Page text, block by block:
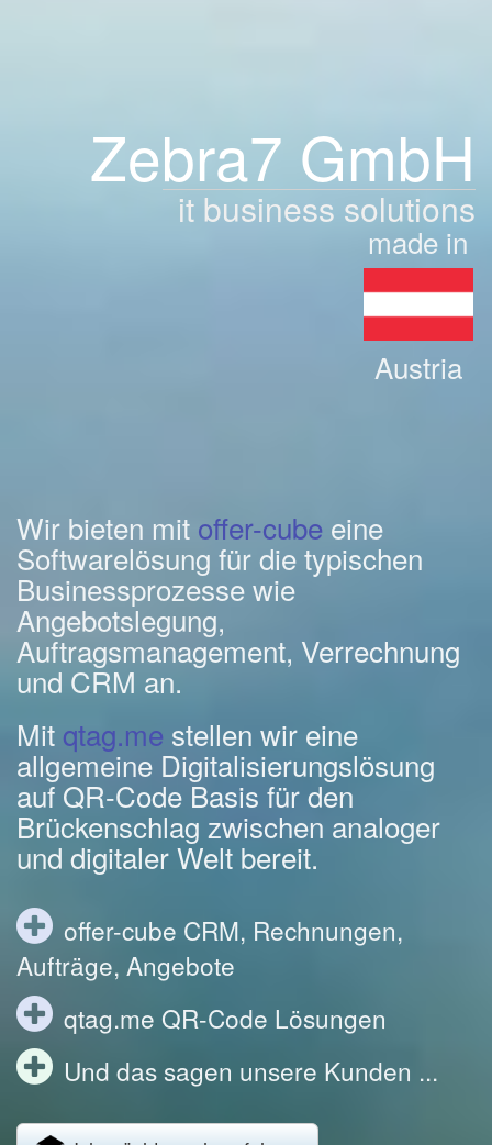
Zebra7 GmbH
it business solutions
made in
Austria
Wir bieten mit offer-cube eine
Softwarelösung für die typischen
Businessprozesse wie
Angebotslegung,
Auftragsmanagement, Verrechnung
und CRM an.
Mit qtag.me stellen wir eine
allgemeine Digitalisierungslösung
auf QR-Code Basis für den
Brückenschlag zwischen analoger
und digitaler Welt bereit.
offer-cube CRM, Rechnungen,
Aufträge, Angebote
qtag.me QR-Code Lösungen
Und das sagen unsere Kunden ...